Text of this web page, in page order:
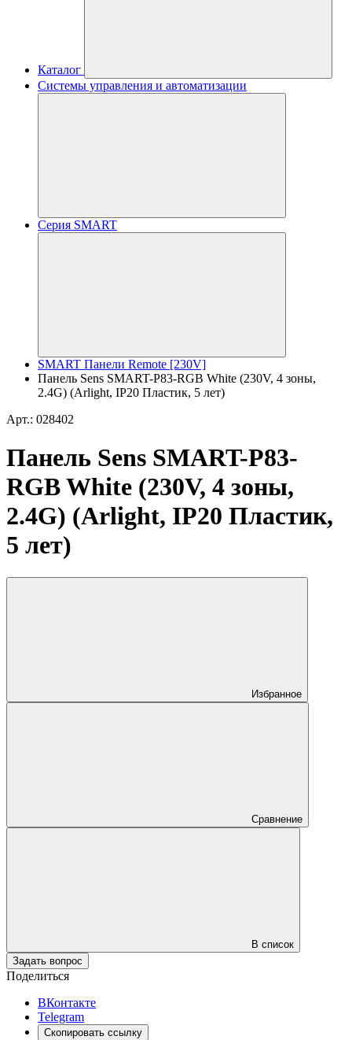
Каталог
Системы управления и автоматизации
Серия SMART
SMART Панели Remote [230V]
Панель Sens SMART-P83-RGB White (230V, 4 зоны,
2.4G) (Arlight, IP20 Пластик, 5 лет)
Арт.: 028402
Панель Sens SMART-P83-
RGB White (230V, 4 зоны,
2.4G) (Arlight, IP20 Пластик,
5 лет)
Избранное
Сравнение
В список
Задать вопрос
Поделиться
ВКонтакте
Telegram
Скопировать ссылку